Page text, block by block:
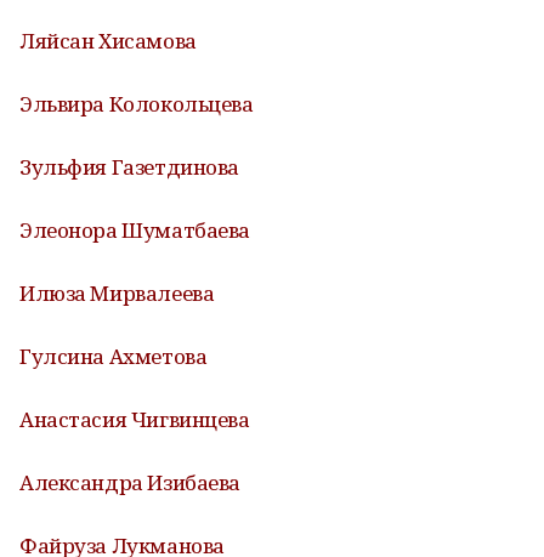
Ляйсан Хисамова
Эльвира Колокольцева
Зульфия Газетдинова
Элеонора Шуматбаева
Илюза Мирвалеева
Гулсина Ахметова
Анастасия Чигвинцева
Александра Изибаева
Файруза Лукманова